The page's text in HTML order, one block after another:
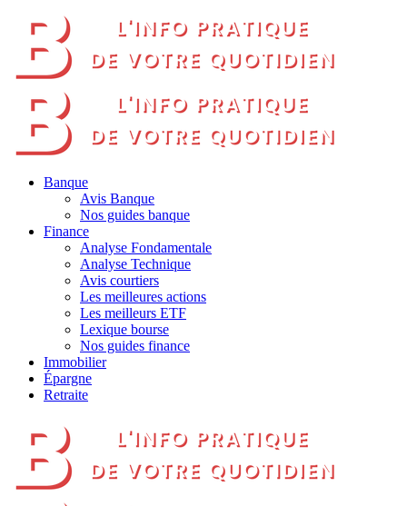
Banque
Avis Banque
Nos guides banque
Finance
Analyse Fondamentale
Analyse Technique
Avis courtiers
Les meilleures actions
Les meilleurs ETF
Lexique bourse
Nos guides finance
Immobilier
Épargne
Retraite